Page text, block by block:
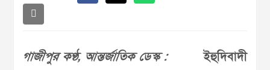
গাজীপুর কণ্ঠ, আন্তর্জাতিক ডেস্ক :ইহুদিবাদী